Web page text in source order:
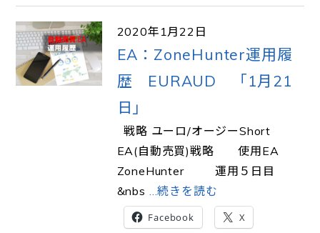
2020年1月22日
EA：ZoneHunter運用履
歴 EURAUD 「1月21
日」
戦略 ユーロ/オージーShort
EA(自動売買)戦略 使用EA
ZoneHunter 運用５日目
&nbs …続きを読む
Facebook X